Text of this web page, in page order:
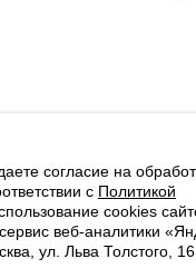
и использование
cards available
согласие на
с Политикой
cookies
веб-аналитики
ул. Льва Толстого, 16.